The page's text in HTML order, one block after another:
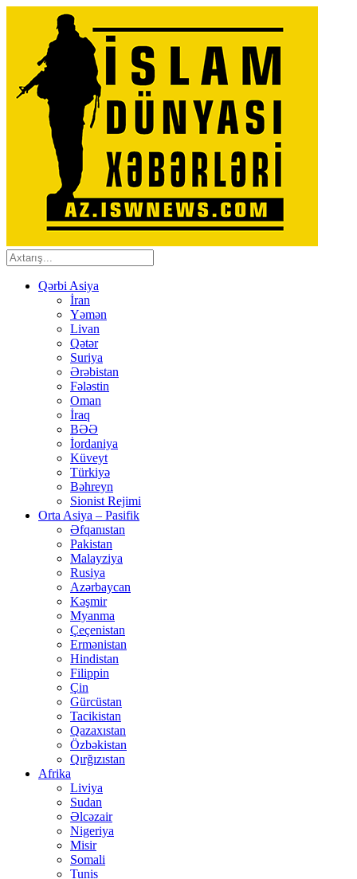
Qərbi Asiya
İran
Yəmən
Livan
Qətər
Suriya
Ərəbistan
Fələstin
Oman
İraq
BƏƏ
İordaniya
Küveyt
Türkiyə
Bəhreyn
Sionist Rejimi
Orta Asiya – Pasifik
Əfqanıstan
Pakistan
Malayziya
Rusiya
Azərbaycan
Kəşmir
Myanma
Çeçenistan
Ermənistan
Hindistan
Filippin
Çin
Gürcüstan
Tacikistan
Qazaxıstan
Özbəkistan
Qırğızıstan
Afrika
Liviya
Sudan
Əlcəzair
Nigeriya
Misir
Somali
Tunis